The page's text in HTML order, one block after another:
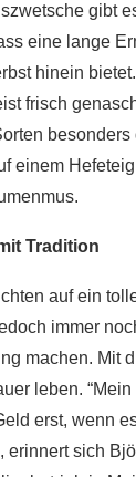
gibt
eine lange
hinein
frisch
besonders
einem
Tradition
auf ein
immer
machen. Mit
leben.
erst, wenn
erinnert sich